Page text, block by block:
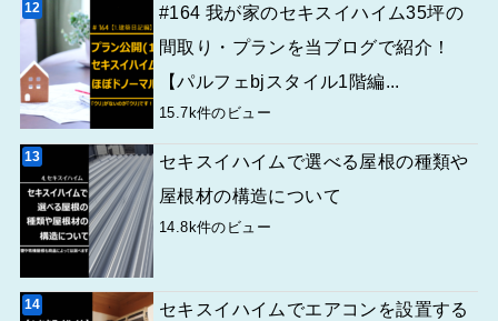
#164 我が家のセキスイハイム35坪の
間取り・プランを当ブログで紹介！
【パルフェbjスタイル1階編...
15.7k件のビュー
セキスイハイムで選べる屋根の種類や
屋根材の構造について
14.8k件のビュー
セキスイハイムでエアコンを設置する